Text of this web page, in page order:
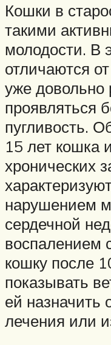
Кошки в
такими
молодости. В
отличаются
уже довольно
проявляться
пугливость.
15 лет кошка
хронических
нарушением
сердечной
воспалением
кошку после
показывать
ей назначить
лечения или